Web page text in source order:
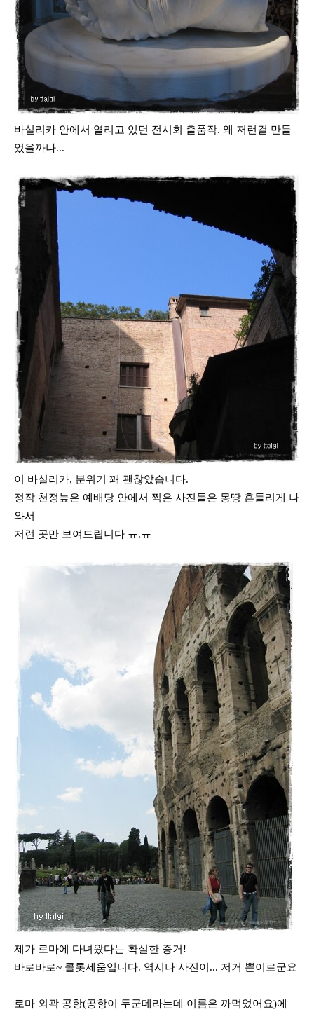
바실리카 안에서 열리고 있던 전시회 출품작. 왜 저런걸 만들
었을까나...
이 바실리카, 분위기 꽤 괜찮았습니다.
정작 천정높은 예배당 안에서 찍은 사진들은 몽땅 흔들리게 나
와서
저런 곳만 보여드립니다 ㅠ.ㅠ
제가 로마에 다녀왔다는 확실한 증거!
바로바로~ 콜롯세움입니다. 역시나 사진이... 저거 뿐이로군요
로마 외곽 공항(공항이 두군데라는데 이름은 까먹었어요)에